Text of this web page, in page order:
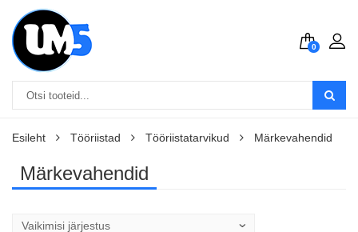
0
Esileht Tööriistad Tööriistatarvikud Märkevahendid
Märkevahendid